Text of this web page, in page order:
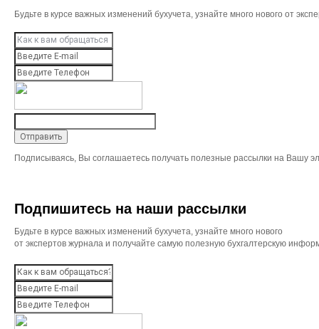
Будьте в курсе важных изменений бухучета, узнайте много нового от
Подписываясь, Вы соглашаетесь получать полезные рассылки на Вашу
Подпишитесь на наши рассылки
Будьте в курсе важных изменений бухучета, узнайте много нового
от экспертов журнала и получайте самую полезную бухгалтерскую